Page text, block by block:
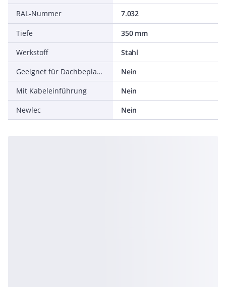
RAL-Nummer
7.032
Tiefe
350 mm
Werkstoff
Stahl
Geeignet für Dachbeplankung
Nein
Mit Kabeleinführung
Nein
Newlec
Nein